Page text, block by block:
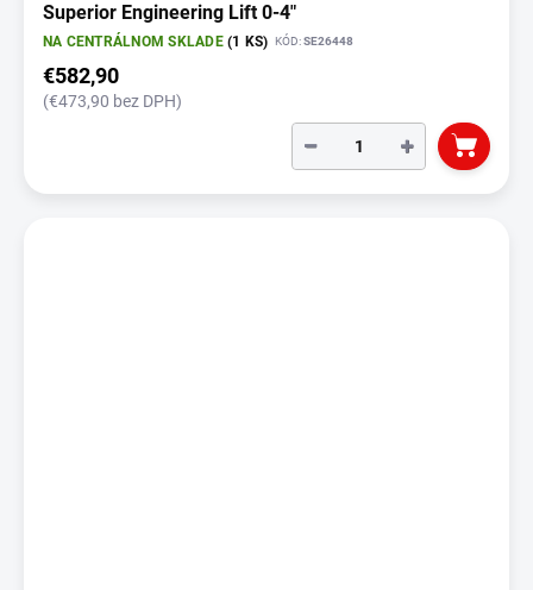
Superior Engineering Lift 0-4"
NA CENTRÁLNOM SKLADE(1 KS) KÓD:SE26448
€582,90
(€473,90 bez DPH)
+
−